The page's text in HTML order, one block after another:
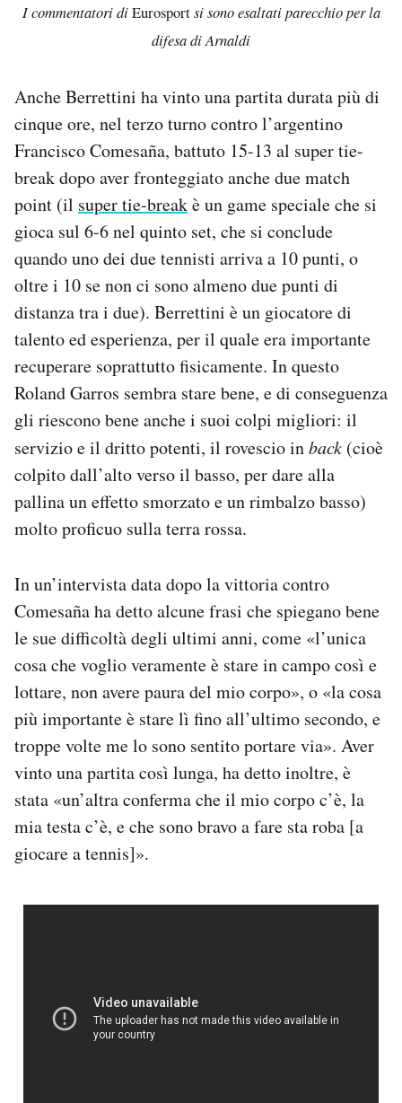
I commentatori diEurosportsi sono esaltati parecchio per la
difesa di Arnaldi
Anche Berrettini ha vinto una partita durata più di
cinque ore, nel terzo turno contro l’argentino
Francisco Comesaña, battuto 15-13 al super tie-
break dopo aver fronteggiato anche due match
point (il super tie-breakè un game speciale che si
gioca sul 6-6 nel quinto set, che si conclude
quando uno dei due tennisti arriva a 10 punti, o
oltre i 10 se non ci sono almeno due punti di
distanza tra i due). Berrettini è un giocatore di
talento ed esperienza, per il quale era importante
recuperare soprattutto fisicamente. In questo
Roland Garros sembra stare bene, e di conseguenza
gli riescono bene anche i suoi colpi migliori: il
servizio e il dritto potenti, il rovescio inback (cioè
colpito dall’alto verso il basso, per dare alla
pallina un effetto smorzato e un rimbalzo basso)
molto proficuo sulla terra rossa.
In un’intervista data dopo la vittoria contro
Comesaña ha detto alcune frasi che spiegano bene
le sue difficoltà degli ultimi anni, come «l’unica
cosa che voglio veramente è stare in campo così e
lottare, non avere paura del mio corpo», o «la cosa
più importante è stare lì fino all’ultimo secondo, e
troppe volte me lo sono sentito portare via». Aver
vinto una partita così lunga, ha detto inoltre, è
stata «un’altra conferma che il mio corpo c’è, la
mia testa c’è, e che sono bravo a fare sta roba [a
giocare a tennis]».